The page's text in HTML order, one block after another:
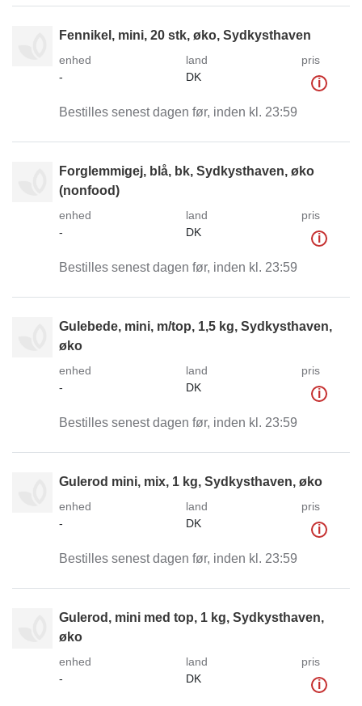
Fennikel, mini, 20 stk, øko, Sydkysthaven
enhed
-
land
DK
pris
i
Bestilles senest dagen før, inden kl. 23:59
Forglemmigej, blå, bk, Sydkysthaven, øko
(nonfood)
enhed
-
land
DK
pris
i
Bestilles senest dagen før, inden kl. 23:59
Gulebede, mini, m/top, 1,5 kg, Sydkysthaven,
øko
enhed
-
land
DK
pris
i
Bestilles senest dagen før, inden kl. 23:59
Gulerod mini, mix, 1 kg, Sydkysthaven, øko
enhed
-
land
DK
pris
i
Bestilles senest dagen før, inden kl. 23:59
Gulerod, mini med top, 1 kg, Sydkysthaven,
øko
enhed
-
land
DK
pris
i